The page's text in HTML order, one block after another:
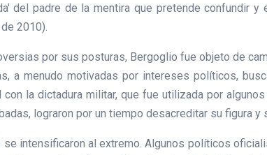
del padre de la mentira que pretende confundir y
2010).
por sus posturas, Bergoglio fue objeto de
a menudo motivadas por intereses políticos,
la dictadura militar, que fue utilizada por
lograron por un tiempo desacreditar su figura y
se intensificaron al extremo. Algunos políticos